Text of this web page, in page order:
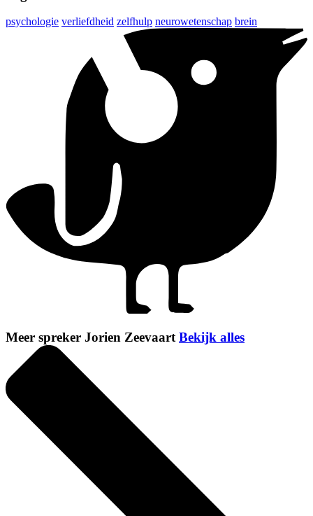
psychologie verliefdheid zelfhulp neurowetenschap brein
Meer spreker Jorien Zeevaart Bekijk alles